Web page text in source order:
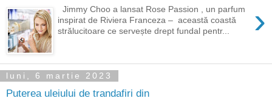
›
Jimmy Choo a lansat Rose Passion , un parfum
inspirat de Riviera Franceza – această coastă
strălucitoare ce servește drept fundal pentr...
luni, 6 martie 2023
Puterea uleiului de trandafiri din